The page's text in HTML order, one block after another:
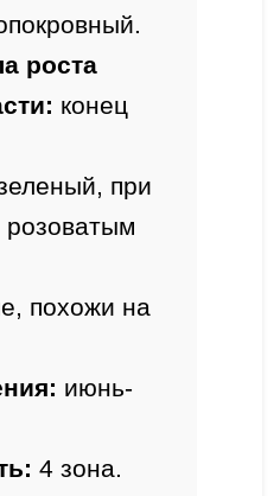
роста
конец
при
розоватым
похожи на
июнь-